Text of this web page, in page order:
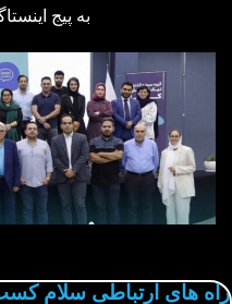
به پیج
راه های ارتباطی سلام